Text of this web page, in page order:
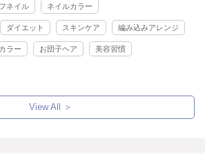
ネイル ネイルカラー
ダイエット スキンケア 編み込みアレンジ
ラー お団子ヘア 美容習慣
View All ＞